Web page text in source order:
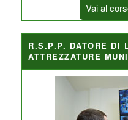
Vai al
R.S.P.P. DATORE DI
ATTREZZATURE